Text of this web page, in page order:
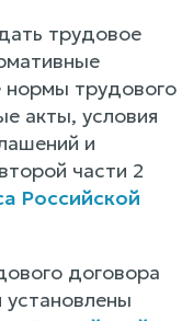
трудовое
трудового
акты, условия
и
части 2
Российской
договора